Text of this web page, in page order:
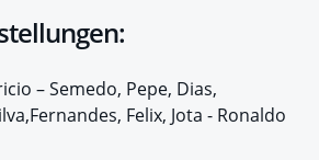
– Semedo, Pepe, Dias,
Felix, Jota - Ronaldo